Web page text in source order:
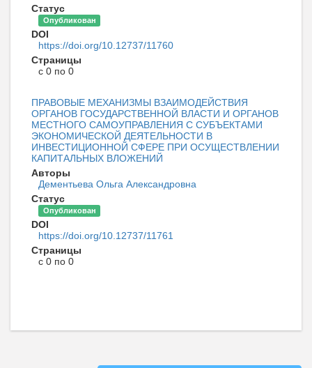
Статус
Опубликован
DOI
https://doi.org/10.12737/11760
Страницы
с 0 по 0
ПРАВОВЫЕ МЕХАНИЗМЫ ВЗАИМОДЕЙСТВИЯ
ОРГАНОВ ГОСУДАРСТВЕННОЙ ВЛАСТИ И ОРГАНОВ
МЕСТНОГО САМОУПРАВЛЕНИЯ С СУБЪЕКТАМИ
ЭКОНОМИЧЕСКОЙ ДЕЯТЕЛЬНОСТИ В
ИНВЕСТИЦИОННОЙ СФЕРЕ ПРИ ОСУЩЕСТВЛЕНИИ
КАПИТАЛЬНЫХ ВЛОЖЕНИЙ
Авторы
Дементьева Ольга Александровна
Статус
Опубликован
DOI
https://doi.org/10.12737/11761
Страницы
с 0 по 0